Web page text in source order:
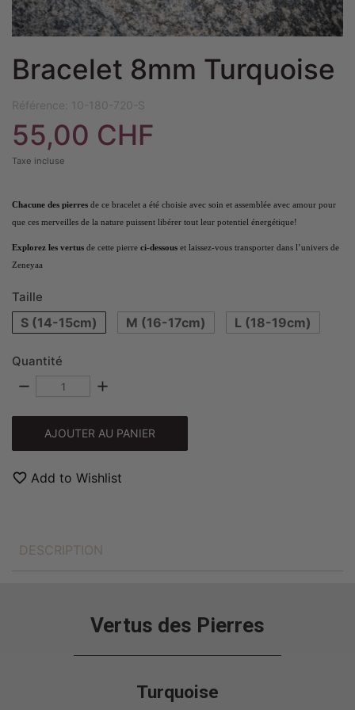
Bracelet 8mm Turquoise
Référence: 10-180-720-S
55,00 CHF
Taxe incluse
Chacune des pierres de ce bracelet a été choisie avec soin et assemblée avec amour pour
que ces merveilles de la nature puissent libérer tout leur potentiel énergétique!
Explorez les vertus de cette pierre ci-dessous et laissez-vous transporter dans l’univers de
Zeneyaa
Taille
S (14-15cm) M (16-17cm) L (18-19cm)
Quantité
remove add
AJOUTER AU PANIER
favorite_border Add to Wishlist
DESCRIPTION
Vertus des Pierres
Turquoise